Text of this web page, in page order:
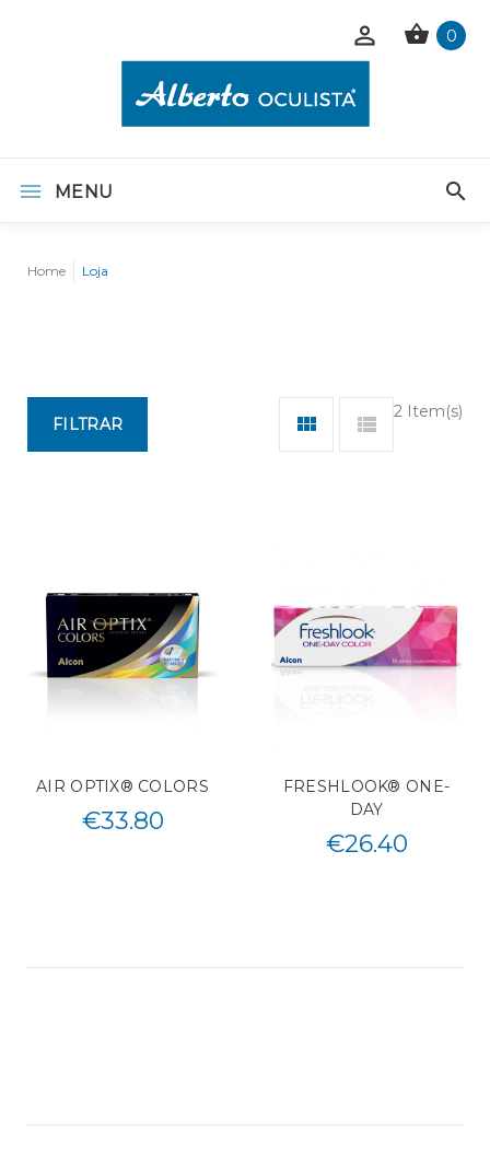
0
MENU
Home Loja
2 Item(s)
FILTRAR
AIR OPTIX® COLORS
€33.80
FRESHLOOK® ONE-
DAY
€26.40